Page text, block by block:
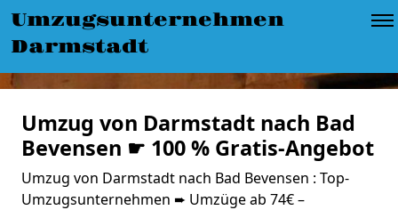
Umzugsunternehmen
Darmstadt
Umzug von Darmstadt nach Bad
Bevensen ☛ 100 % Gratis-Angebot
Umzug von Darmstadt nach Bad Bevensen : Top-
Umzugsunternehmen ➨ Umzüge ab 74€ –